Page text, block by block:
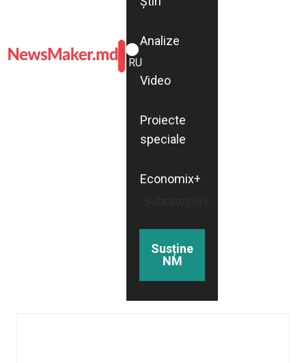
ROMÂNĂ
RU
Analize
Video
Proiecte
speciale
Economix+
Susține
NM